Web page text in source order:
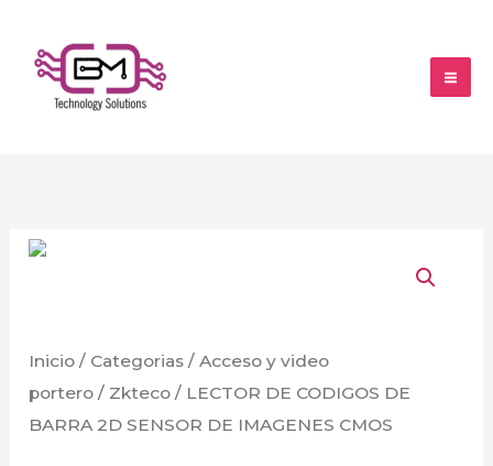
contenido
Inicio / Categorias /Acceso y video
portero / Zkteco / LECTOR DE CODIGOS DE
BARRA 2D SENSOR DE IMAGENES CMOS
LECTOR
DE
BARRA
2D